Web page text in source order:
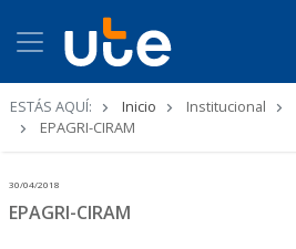
ESTÁS AQUÍ: Inicio Institucional
EPAGRI-CIRAM
30/04/2018
EPAGRI-CIRAM